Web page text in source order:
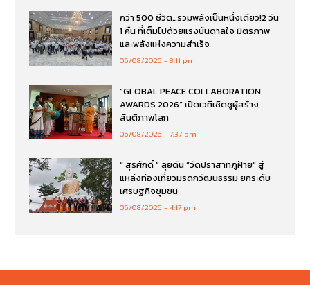
กว่า 500 ชีวิต…รวมพลังเป็นหนึ่งเดียว!2 วัน
1 คืน ที่เต็มไปด้วยแรงบันดาลใจ มิตรภาพ
และพลังแห่งความสำเร็จ
06/08/2026 8:11 pm
“GLOBAL PEACE COLLABORATION
AWARDS 2026” เปิดเวทีเชิดชูผู้สร้าง
สันติภาพโลก
06/08/2026 7:37 pm
“ สุรศักดิ์ ” ลุยดัน “วัดปราสาทภูฝ้าย” สู่
แหล่งท่องเที่ยวมรดกวัฒนธรรม ยกระดับ
เศรษฐกิจชุมชน
06/08/2026 4:17 pm